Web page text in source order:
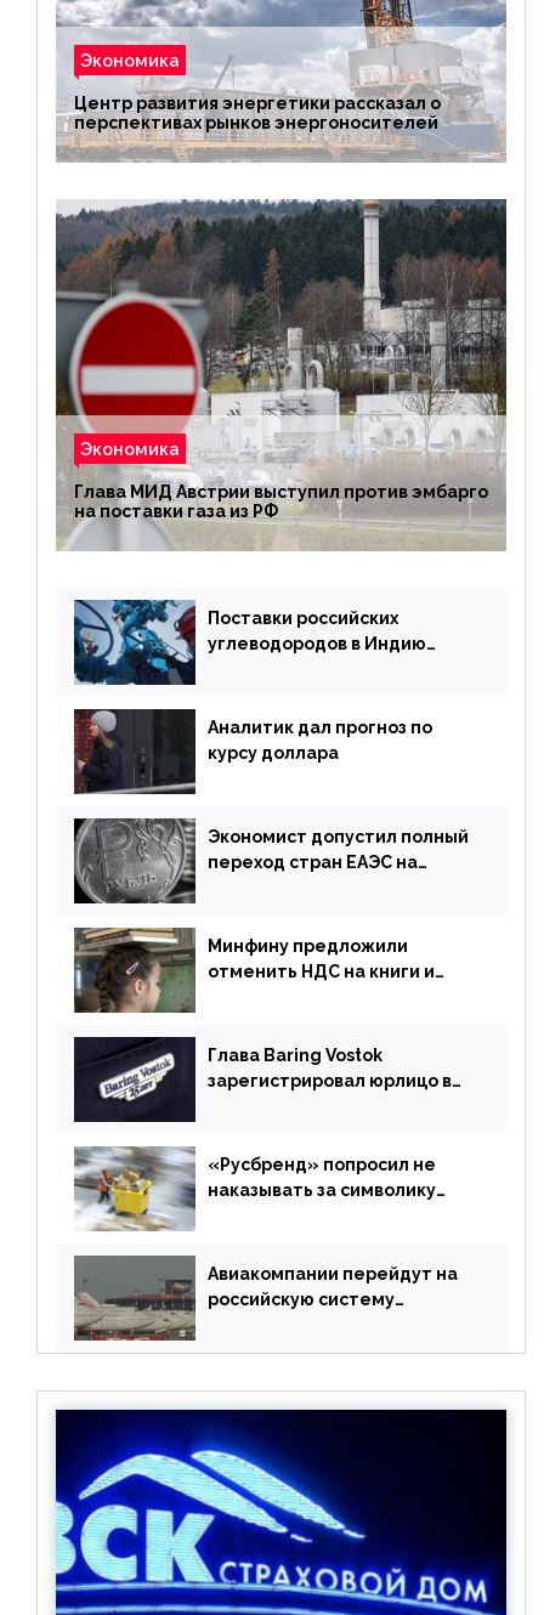
Экономика
Центр развития энергетики рассказал о
перспективах рынков энергоносителей
Экономика
Глава МИД Австрии выступил против эмбарго
на поставки газа из РФ
Поставки российских
углеводородов в Индию
Аналитик дал прогноз по
курсу доллара
Экономист допустил полный
переход стран ЕАЭС на
Минфину предложили
отменить НДС на книги и
Глава Baring Vostok
зарегистрировал юрлицо в
«Русбренд» попросил не
наказывать за символику
Авиакомпании перейдут на
российскую систему